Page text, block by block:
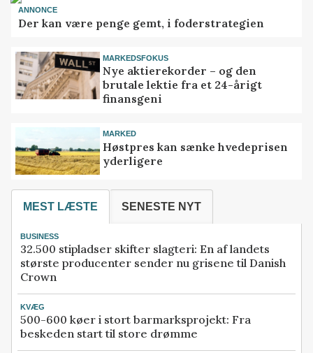
ANNONCE
Der kan være penge gemt, i foderstrategien
MARKEDSFOKUS
Nye aktierekorder – og den
brutale lektie fra et 24-årigt
finansgeni
MARKED
Høstpres kan sænke hvedeprisen
yderligere
MEST LÆSTE SENESTE NYT
BUSINESS
32.500 stipladser skifter slagteri: En af landets
største producenter sender nu grisene til Danish
Crown
KVÆG
500-600 køer i stort barmarksprojekt: Fra
beskeden start til store drømme